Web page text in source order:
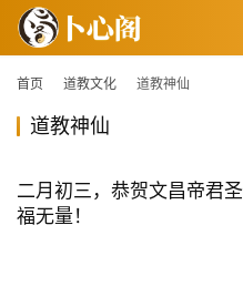
首页 道教文化 道教神仙
道教神仙
二月初三，恭贺文昌帝君
福无量！